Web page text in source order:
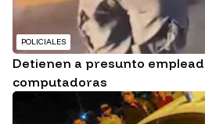
POLICIALES
Detienen a presunto
computadoras